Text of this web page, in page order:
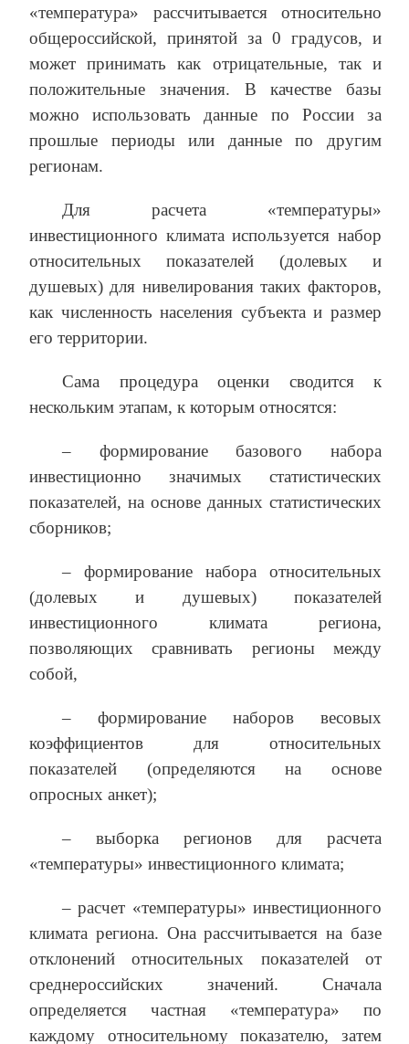
«температура» рассчитывается относительно
общероссийской, принятой за 0 градусов, и
может принимать как отрицательные, так и
положительные значения. В качестве базы
можно использовать данные по России за
прошлые периоды или данные по другим
регионам.
Для расчета «температуры»
инвестиционного климата используется набор
относительных показателей (долевых и
душевых) для нивелирования таких факторов,
как численность населения субъекта и размер
его территории.
Сама процедура оценки сводится к
нескольким этапам, к которым относятся:
– формирование базового набора
инвестиционно значимых статистических
показателей, на основе данных статистических
сборников;
– формирование набора относительных
(долевых и душевых) показателей
инвестиционного климата региона,
позволяющих сравнивать регионы между
собой,
– формирование наборов весовых
коэффициентов для относительных
показателей (определяются на основе
опросных анкет);
– выборка регионов для расчета
«температуры» инвестиционного климата;
– расчет «температуры» инвестиционного
климата региона. Она рассчитывается на базе
отклонений относительных показателей от
среднероссийских значений. Сначала
определяется частная «температура» по
каждому относительному показателю, затем